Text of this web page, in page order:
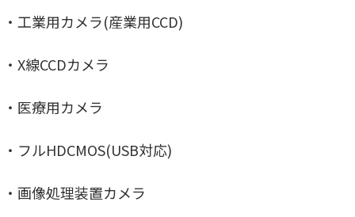
・工業用カメラ(産業用CCD)
・X線CCDカメラ
・医療用カメラ
・フルHDCMOS(USB対応)
・画像処理装置カメラ